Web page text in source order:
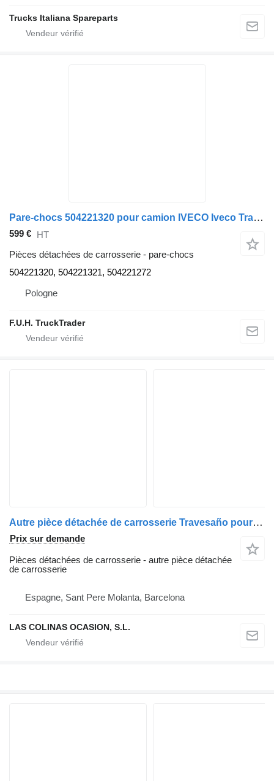
Trucks Italiana Spareparts
Pare-chocs 504221320 pour camion IVECO Iveco Trakker Stralis Hi-Road 4x4 6x6 8x8 8x4
599 € HT
Pièces détachées de carrosserie - pare-chocs
504221320, 504221321, 504221272
Pologne
F.U.H. TruckTrader
Autre pièce détachée de carrosserie Travesaño pour camion IVECO Trakker
Prix sur demande
Pièces détachées de carrosserie - autre pièce détachée
de carrosserie
Espagne, Sant Pere Molanta, Barcelona
LAS COLINAS OCASION, S.L.